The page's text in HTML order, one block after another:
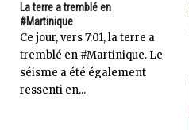
La terre a tremblé en
#Martinique
Ce jour, vers 7:01, la terre a
tremblé en #Martinique. Le
séisme a été également
ressenti en...